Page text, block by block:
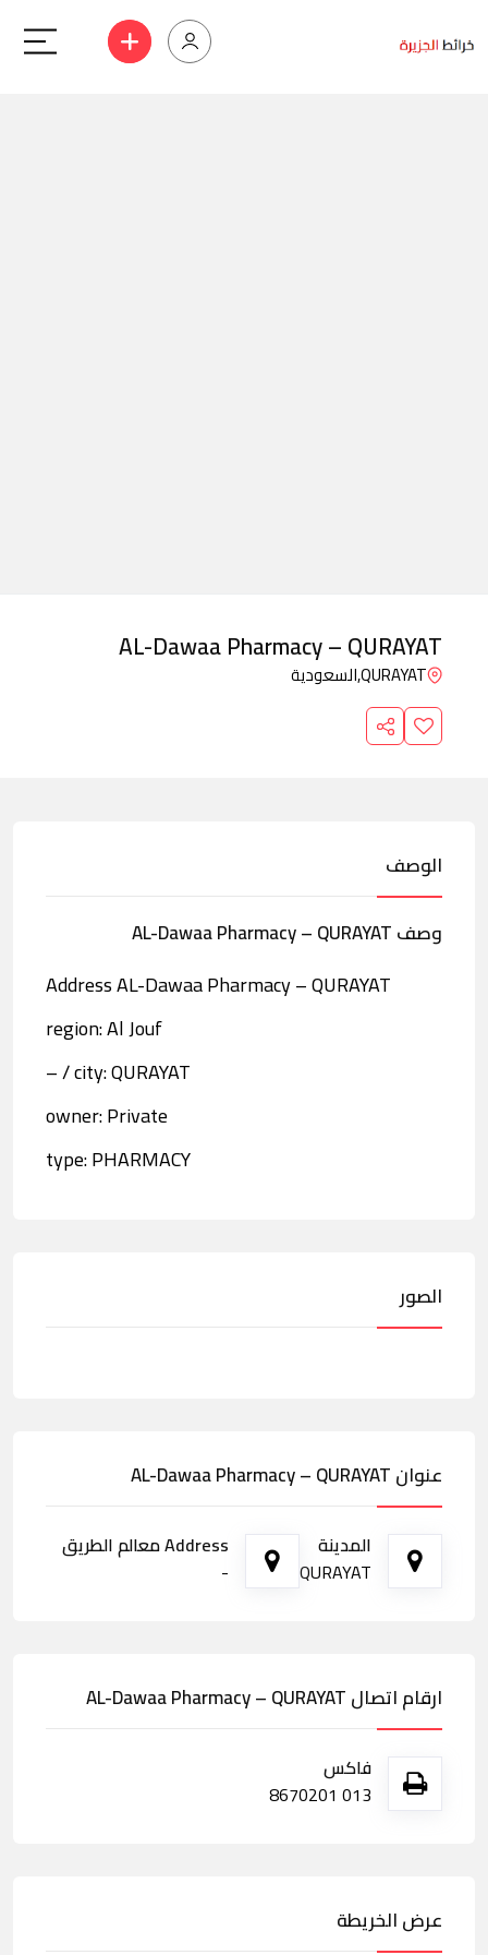
AL-Dawaa Pharmacy – QURAYAT
QURAYAT,السعودية
الوصف
وصف AL-Dawaa Pharmacy – QURAYAT
Address AL-Dawaa Pharmacy – QURAYAT
region: Al Jouf
city: QURAYAT / –
owner: Private
type: PHARMACY
الصور
عنوان AL-Dawaa Pharmacy – QURAYAT
المدينة
QURAYAT
Address معالم الطريق
-
ارقام اتصال AL-Dawaa Pharmacy – QURAYAT
فاكس
013 8670201
عرض الخريطة